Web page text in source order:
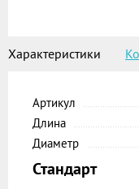
Характеристики
Артикул
Длина
Диаметр
Стандарт